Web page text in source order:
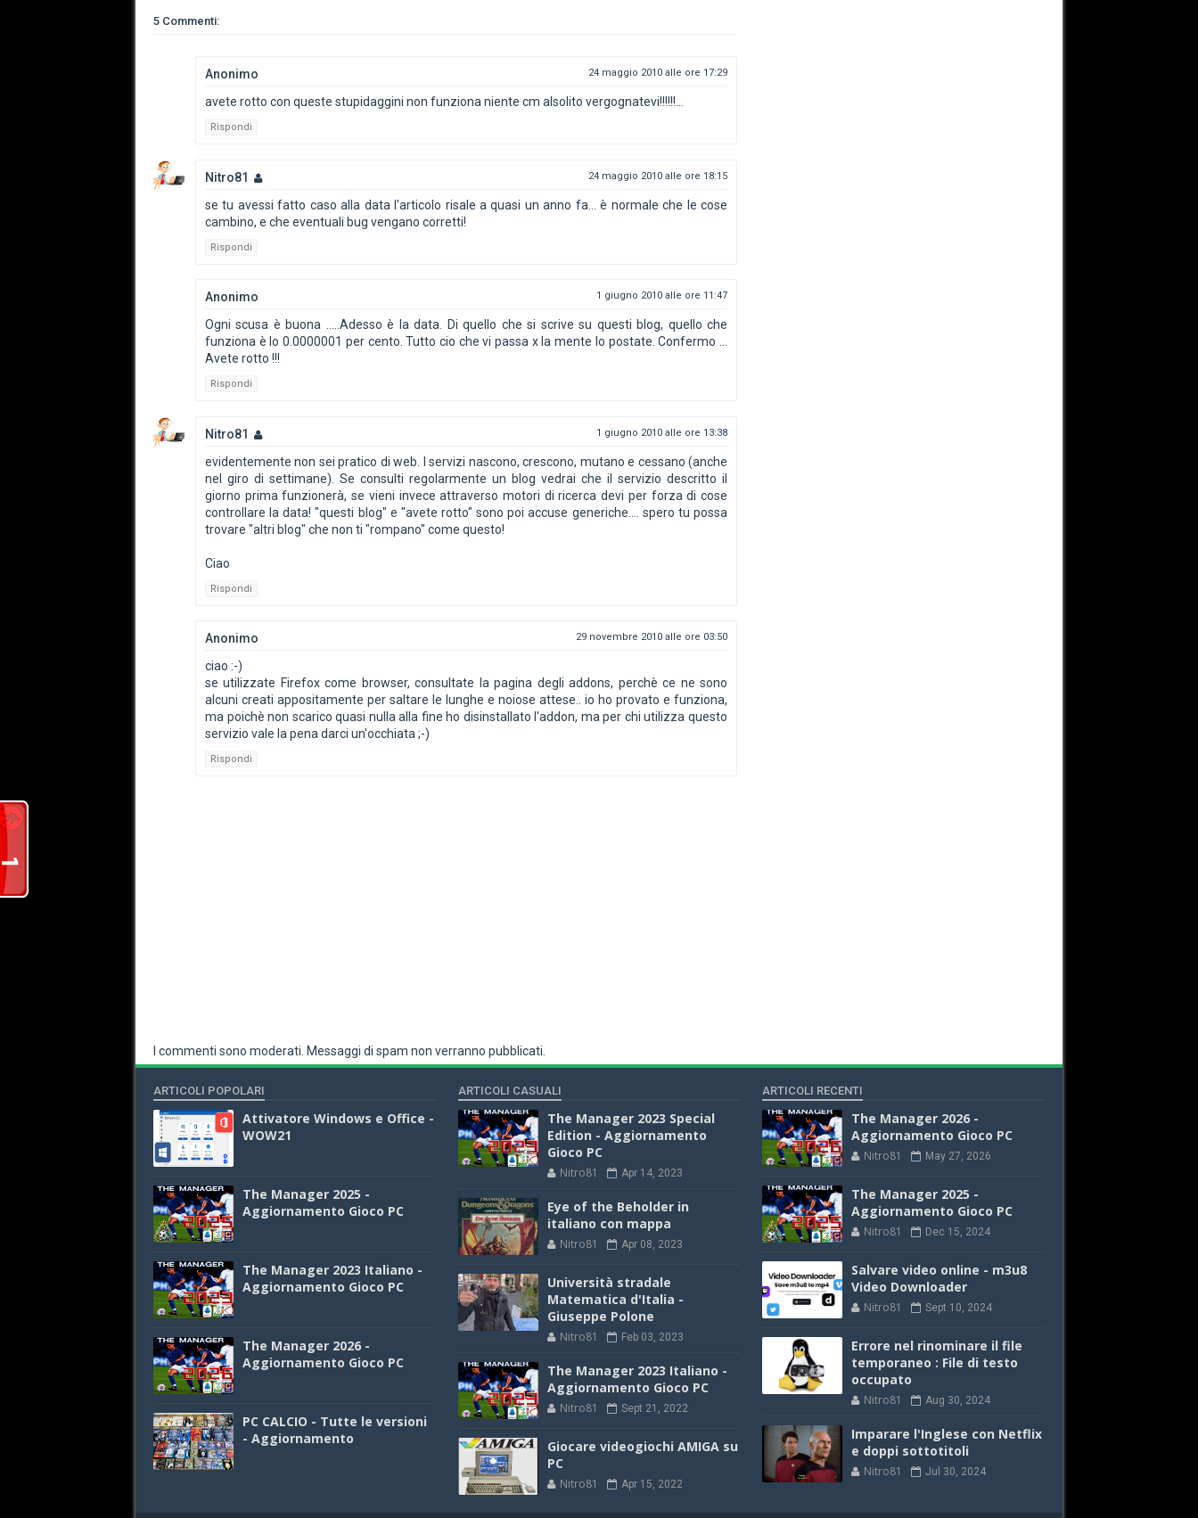
5 Commenti:
Anonimo 24 maggio 2010 alle ore 17:29
avete rotto con queste stupidaggini non funziona niente cm alsolito vergognatevi!!!!!!...
Rispondi
Nitro81 24 maggio 2010 alle ore 18:15
se tu avessi fatto caso alla data l'articolo risale a quasi un anno fa... è normale che le cose
cambino, e che eventuali bug vengano corretti!
Rispondi
Anonimo 1 giugno 2010 alle ore 11:47
Ogni scusa è buona .....Adesso è la data. Di quello che si scrive su questi blog, quello che
funziona è lo 0.0000001 per cento. Tutto cio che vi passa x la mente lo postate. Confermo ...
Avete rotto !!!
Rispondi
Nitro81 1 giugno 2010 alle ore 13:38
evidentemente non sei pratico di web. I servizi nascono, crescono, mutano e cessano (anche
nel giro di settimane). Se consulti regolarmente un blog vedrai che il servizio descritto il
giorno prima funzionerà, se vieni invece attraverso motori di ricerca devi per forza di cose
controllare la data! "questi blog" e "avete rotto" sono poi accuse generiche.... spero tu possa
trovare "altri blog" che non ti "rompano" come questo!
Ciao
Rispondi
Anonimo 29 novembre 2010 alle ore 03:50
ciao :-)
se utilizzate Firefox come browser, consultate la pagina degli addons, perchè ce ne sono
alcuni creati appositamente per saltare le lunghe e noiose attese.. io ho provato e funziona,
ma poichè non scarico quasi nulla alla fine ho disinstallato l'addon, ma per chi utilizza questo
servizio vale la pena darci un'occhiata ;-)
Rispondi
I commenti sono moderati. Messaggi di spam non verranno pubblicati.
ARTICOLI POPOLARI
Attivatore Windows e Office -
WOW21
The Manager 2025 -
Aggiornamento Gioco PC
The Manager 2023 Italiano -
Aggiornamento Gioco PC
The Manager 2026 -
Aggiornamento Gioco PC
PC CALCIO - Tutte le versioni
- Aggiornamento
ARTICOLI CASUALI
The Manager 2023 Special
Edition - Aggiornamento
Gioco PC
Nitro81 Apr 14, 2023
Eye of the Beholder in
italiano con mappa
Nitro81 Apr 08, 2023
Università stradale
Matematica d'Italia -
Giuseppe Polone
Nitro81 Feb 03, 2023
The Manager 2023 Italiano -
Aggiornamento Gioco PC
Nitro81 Sept 21, 2022
Giocare videogiochi AMIGA su
PC
Nitro81 Apr 15, 2022
ARTICOLI RECENTI
The Manager 2026 -
Aggiornamento Gioco PC
Nitro81 May 27, 2026
The Manager 2025 -
Aggiornamento Gioco PC
Nitro81 Dec 15, 2024
Salvare video online - m3u8
Video Downloader
Nitro81 Sept 10, 2024
Errore nel rinominare il file
temporaneo : File di testo
occupato
Nitro81 Aug 30, 2024
Imparare l'Inglese con Netflix
e doppi sottotitoli
Nitro81 Jul 30, 2024